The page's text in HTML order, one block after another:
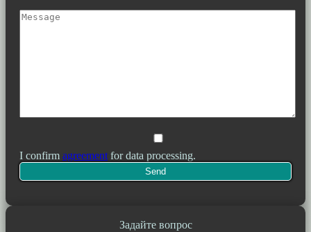
I confirm agreement for data processing.
Задайте вопрос